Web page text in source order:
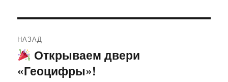
по
записям
НАЗАД
Предыдущая
запись:
Открываем двери
«Геоцифры»!